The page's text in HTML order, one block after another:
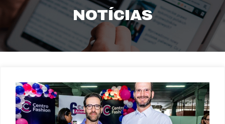
NOTÍCIAS